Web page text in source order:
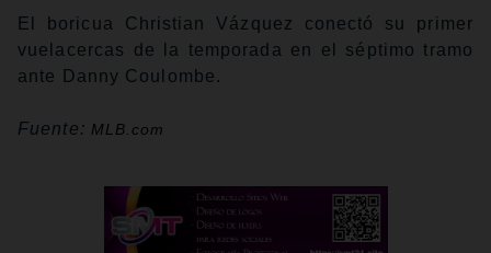
El boricua Christian Vázquez conectó su primer
vuelacercas de la temporada en el séptimo tramo
ante Danny Coulombe.
Fuente: MLB.com